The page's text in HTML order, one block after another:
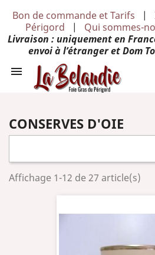
Bon de commande et Tarifs |
Périgord | Qui sommes-
Livraison : uniquement en
envoi à l’étranger et Dom

CONSERVES D'OIE
Affichage 1-12 de 27 article(s)